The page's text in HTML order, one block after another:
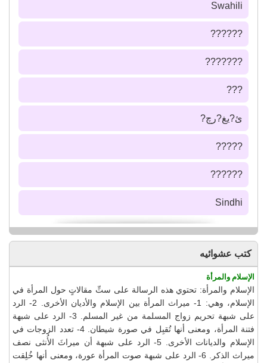
Swahili
??????
???????
???
ئ?يغ?رچ?
?????
??????
Sindhi
كتب عشوائيه
الإسلام والمرأة
الإسلام والمرأة: تحتوي هذه الرسالة على ستِّ مقالاتٍ حول المرأة في
الإسلام، وهي: 1- ميراث المرأة بين الإسلام والأديان الأخرى. 2- الرد
على شبهة تحريم زواج المسلمة من غير المسلم. 3- الرد على شبهة
فتنة المرأة، ومعنى أنها تُقبِل في صورة شيطان. 4- تعدد الزوجات في
الإسلام والديانات الأخرى. 5- الرد على شبهة أن ميراثَ الأُنثى نصف
ميراث الذكر. 6- الرد على شبهة صوت المرأة عورة، ومعنى أنها خُلِقت